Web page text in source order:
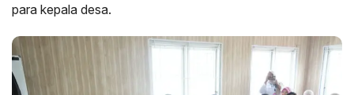
para kepala desa.